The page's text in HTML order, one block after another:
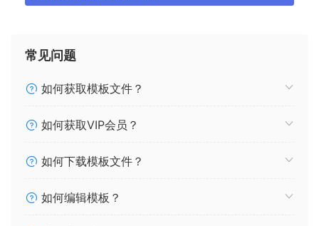
常见问题
如何获取模板文件？
如何获取VIP会员？
如何下载模板文件？
如何编辑模板？